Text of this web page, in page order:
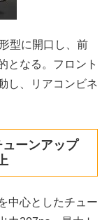
型に開口し、前
となる。フロント
し、リアコンビネ
ーンアップ
中心としたチュー